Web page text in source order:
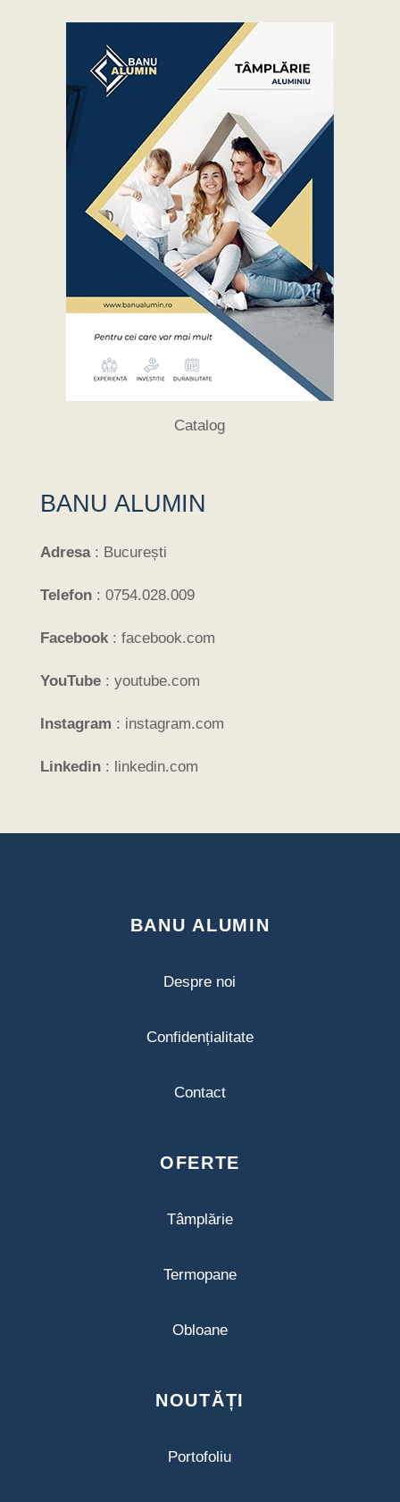
Catalog
BANU ALUMIN
Adresa: București
Telefon: 0754.028.009
Facebook: facebook.com
YouTube: youtube.com
Instagram : instagram.com
Linkedin: linkedin.com
BANU ALUMIN
Despre noi
Confidențialitate
Contact
OFERTE
Tâmplărie
Termopane
Obloane
NOUTĂȚI
Portofoliu